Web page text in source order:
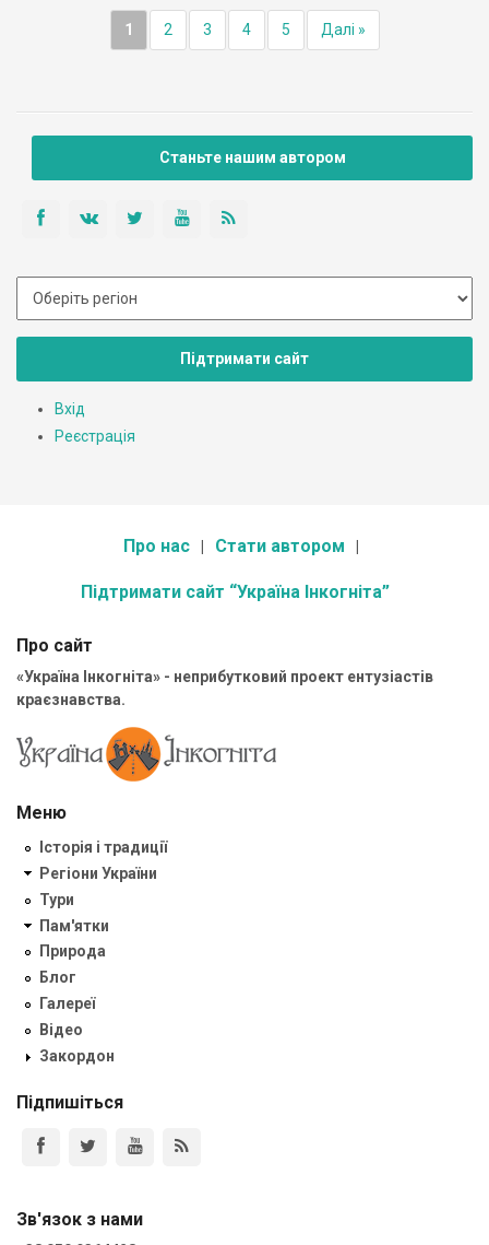
1 2 3 4 5 Далі »
Станьте нашим автором
Підтримати сайт
Вхід
Реєстрація
Про нас Стати автором
Підтримати сайт “Україна Інкогніта”
Про сайт
«Україна Інкогніта» - неприбутковий проект ентузіастів
краєзнавства.
Меню
Історія і традиції
Регіони України
Тури
Пам'ятки
Природа
Блог
Галереї
Відео
Закордон
Підпишіться
Зв'язок з нами